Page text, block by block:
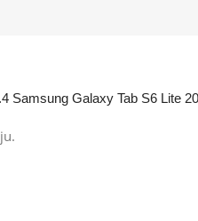
Samsung Galaxy Tab S6 Lite